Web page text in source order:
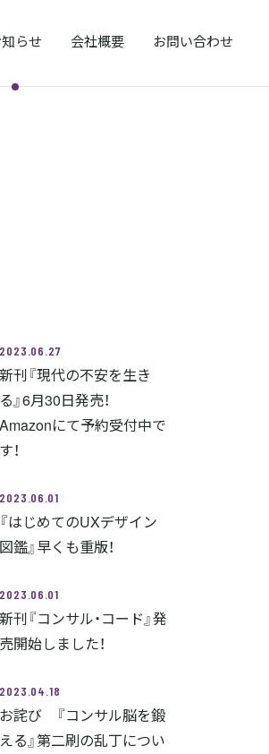
らせ 会社概要 お問い合わせ
2023.06.27
新刊『現代の不安を生き
る』6月30日発売！
Amazonにて予約受付中で
す！
2023.06.01
『はじめてのUXデザイン
図鑑』早くも重版！
2023.06.01
新刊『コンサル・コード』発
売開始しました！
2023.04.18
お詫び 『コンサル脳を鍛
える』第二刷の乱丁につい